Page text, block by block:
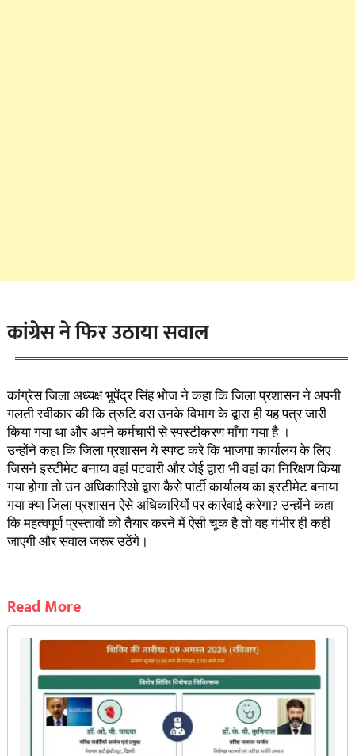
कांग्रेस ने फिर उठाया सवाल
कांग्रेस जिला अध्यक्ष भूपेंद्र सिंह भोज ने कहा कि जिला प्रशासन ने अपनी
गलती स्वीकार की कि त्रुटि वस उनके विभाग के द्वारा ही यह पत्र जारी
किया गया था और अपने कर्मचारी से स्पस्टीकरण माँगा गया है ।
उन्होंने कहा कि जिला प्रशासन ये स्पष्ट करे कि भाजपा कार्यालय के लिए
जिसने इस्टीमेट बनाया वहां पटवारी और जेई द्वारा भी वहां का निरिक्षण किया
गया होगा तो उन अधिकारिओ द्वारा कैसे पार्टी कार्यालय का इस्टीमेट बनाया
गया क्या जिला प्रशासन ऐसे अधिकारियों पर कार्रवाई करेगा? उन्होंने कहा
कि महत्वपूर्ण प्रस्तावों को तैयार करने में ऐसी चूक है तो वह गंभीर ही कही
जाएगी और सवाल जरूर उठेंगे।
Read More